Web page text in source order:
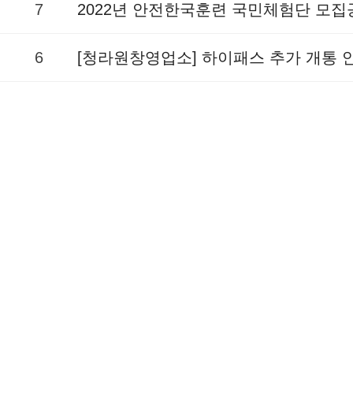
7 2022년 안전한국훈련 국민체험단 모집
6 [청라원창영업소] 하이패스 추가 개통